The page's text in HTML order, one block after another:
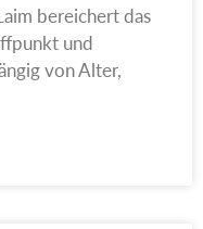
bereichert das
und
von Alter,